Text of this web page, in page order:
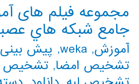
مجموعه فيلم های
جامع شبكه هاي
آموزش,
weka
, پیش
تشخیص امضا, تشخیص